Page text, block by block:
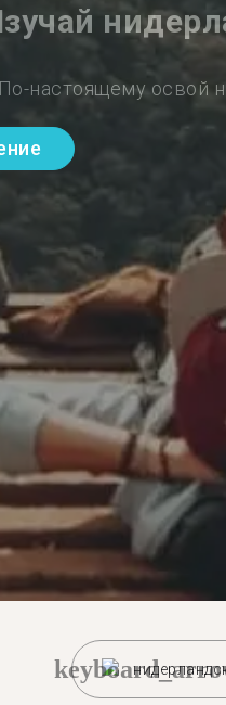
По-настоящему освой